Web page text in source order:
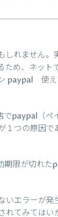
しれません。
ため、ネット
paypal 使え
でpaypal（ペ
１つの原因で
限が切れた
いエラーが発
てみてはい